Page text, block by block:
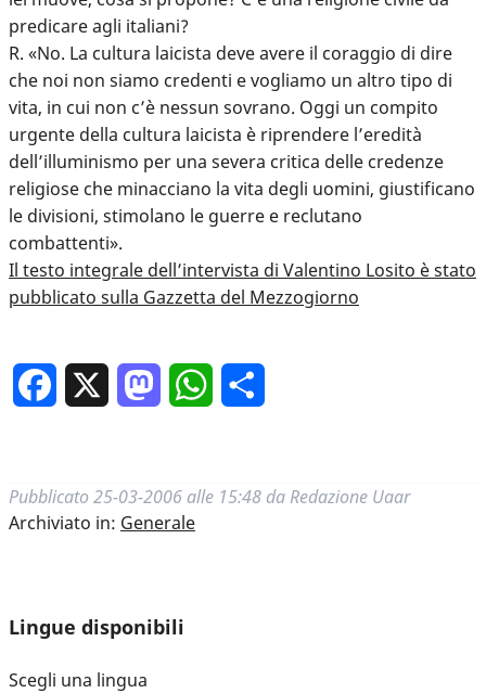
predicare agli italiani?
R. «No. La cultura laicista deve avere il coraggio di dire
che noi non siamo credenti e vogliamo un altro tipo di
vita, in cui non c’è nessun sovrano. Oggi un compito
urgente della cultura laicista è riprendere l’eredità
dell’illuminismo per una severa critica delle credenze
religiose che minacciano la vita degli uomini, giustificano
le divisioni, stimolano le guerre e reclutano
combattenti».
Il testo integrale dell’intervista di Valentino Losito è stato
pubblicato sulla Gazzetta del Mezzogiorno
Facebook MastodonWhatsApp
Pubblicato 25-03-2006 alle 15:48 da Redazione Uaar
Archiviato in: Generale
Lingue disponibili
Scegli una lingua